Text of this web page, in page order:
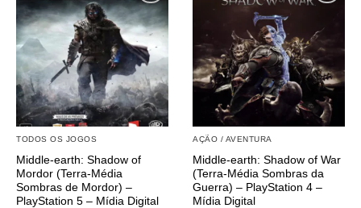
várias
opções
podem
ser
escolhidas
na
página
do
produto
TODOS OS JOGOS
Middle-earth: Shadow of
Mordor (Terra-Média
Sombras de Mordor) –
PlayStation 5 – Mídia Digital
AÇÃO / AVENTURA
Middle-earth: Shadow of War
(Terra-Média Sombras da
Guerra) – PlayStation 4 –
Mídia Digital